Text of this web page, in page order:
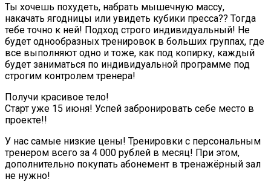
Ты хочешь похудеть, набрать мышечную массу,
накачать ягодницы или увидеть кубики пресса?? Тогда
тебе точно к ней! Подход строго индивидуальный! Не
будет однообразных тренировок в больших группах, где
все выполняют одно и тоже, как под копирку, каждый
будет заниматься по индивидуальной программе под
строгим контролем тренера!
Получи красивое тело!
Старт уже 15 июня! Успей забронировать себе место в
проекте!!
У нас самые низкие цены! Тренировки с персональным
тренером всего за 4 000 рублей в месяц! При этом,
дополнительно покупать абонемент в тренажёрный зал
не нужно!